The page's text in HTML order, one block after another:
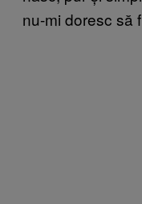
nu-mi doresc să